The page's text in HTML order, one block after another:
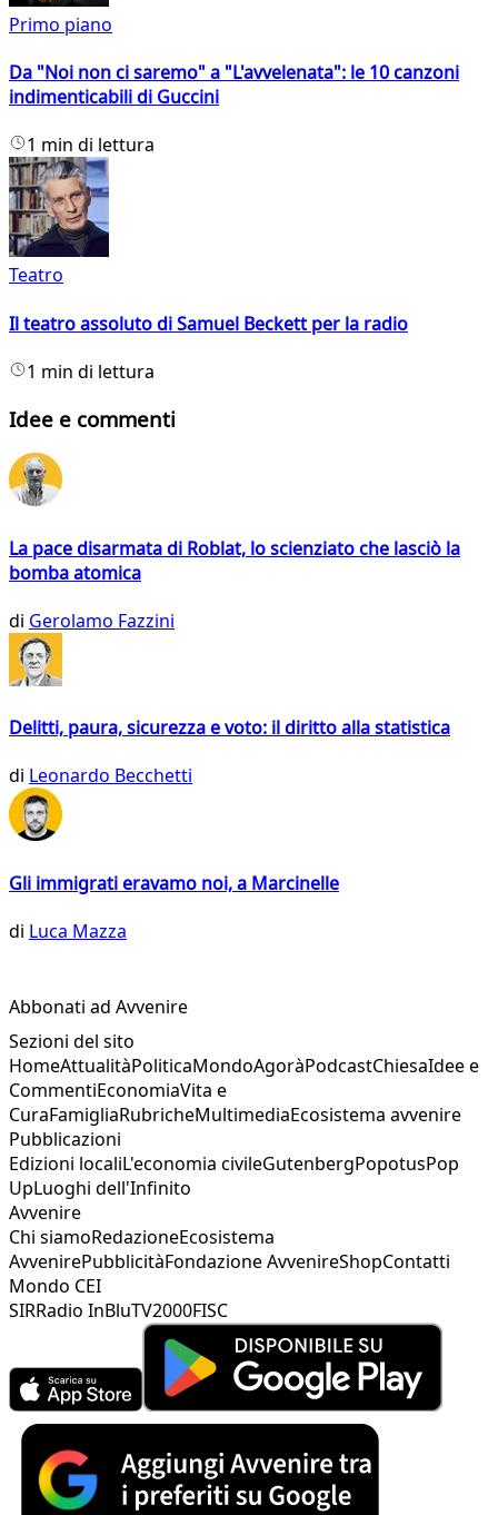
Primo piano
Da "Noi non ci saremo" a "L'avvelenata": le 10 canzoni
indimenticabili di Guccini
1 min di lettura
Teatro
Il teatro assoluto di Samuel Beckett per la radio
1 min di lettura
Idee e commenti
La pace disarmata di Roblat, lo scienziato che lasciò la
bomba atomica
di Gerolamo Fazzini
Delitti, paura, sicurezza e voto: il diritto alla statistica
di Leonardo Becchetti
Gli immigrati eravamo noi, a Marcinelle
di Luca Mazza
Abbonati ad Avvenire
Sezioni del sito
HomeAttualitàPoliticaMondoAgoràPodcastChiesaIdee e
CommentiEconomiaVita e
CuraFamigliaRubricheMultimediaEcosistema avvenire
Pubblicazioni
Edizioni localiL'economia civileGutenbergPopotusPop
UpLuoghi dell'Infinito
Avvenire
Chi siamoRedazioneEcosistema
AvvenirePubblicitàFondazione AvvenireShopContatti
Mondo CEI
SIRRadio InBluTV2000FISC